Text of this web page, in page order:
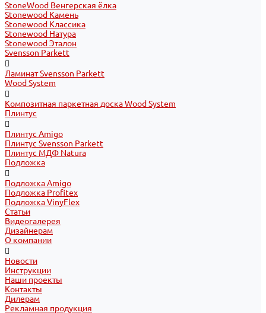
StoneWood Венгерская ёлка
Stonewood Камень
Stonewood Классика
Stonewood Натура
Stonewood Эталон
Svensson Parkett
Ламинат Svensson Parkett
Wood System
Композитная паркетная доска Wood System
Плинтус
Плинтус Amigo
Плинтус Svensson Parkett
Плинтус МДФ Natura
Подложка
Подложка Amigo
Подложка Profitex
Подложка VinyFlex
Статьи
Видеогалерея
Дизайнерам
О компании
Новости
Инструкции
Наши проекты
Контакты
Дилерам
Рекламная продукция